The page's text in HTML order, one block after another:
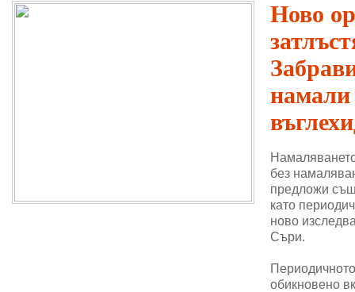
Ново
намали
без
предложи
като
ново
Съри.
обикновено